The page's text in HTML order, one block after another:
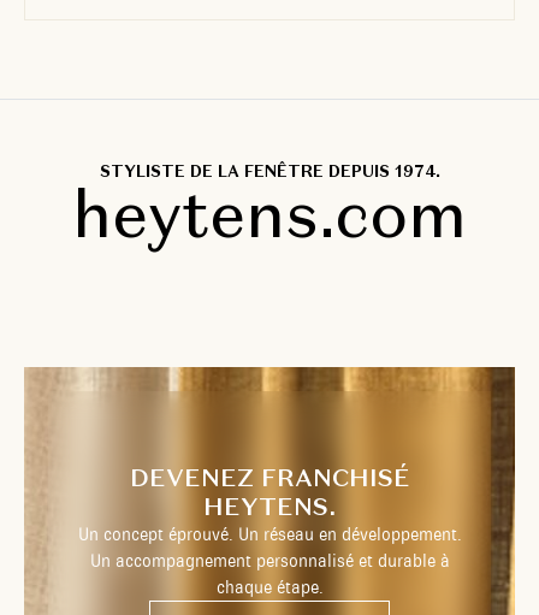
STYLISTE DE LA FENÊTRE DEPUIS 1974.
heytens.com
DEVENEZ FRANCHISÉ
HEYTENS.
Un concept éprouvé. Un réseau en développement.
Un accompagnement personnalisé et durable à
chaque étape.